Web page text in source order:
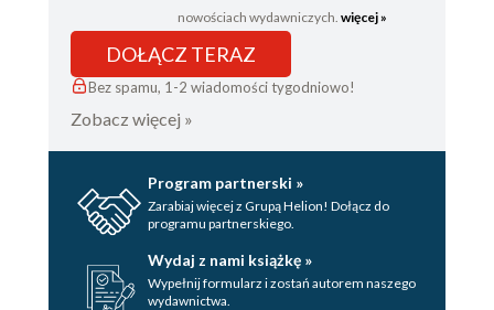
nowościach wydawniczych. więcej »
DOŁĄCZ TERAZ
Bez spamu, 1-2 wiadomości tygodniowo!
Zobacz więcej »
Program partnerski »
Zarabiaj więcej z Grupą Helion! Dołącz do
programu partnerskiego.
Wydaj z nami książkę »
Wypełnij formularz i zostań autorem naszego
wydawnictwa.